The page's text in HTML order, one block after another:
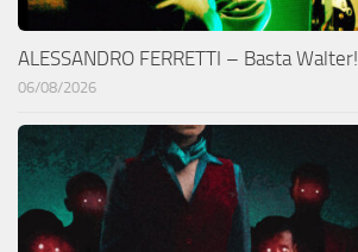
ALESSANDRO FERRETTI – Basta Walter!
06/08/2026